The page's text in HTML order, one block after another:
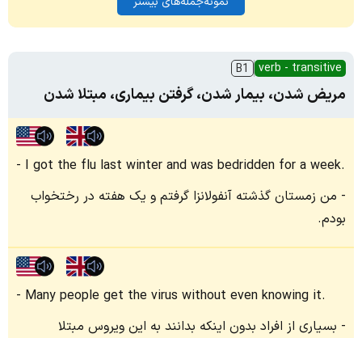
verb - transitive
B1
مریض شدن، بیمار شدن، گرفتن بیماری، مبتلا شدن
I got the flu last winter and was bedridden for a week.
من زمستان گذشته آنفولانزا گرفتم و یک هفته در رختخواب
بودم.
Many people get the virus without even knowing it.
بسیاری از افراد بدون اینکه بدانند به این ویروس مبتلا